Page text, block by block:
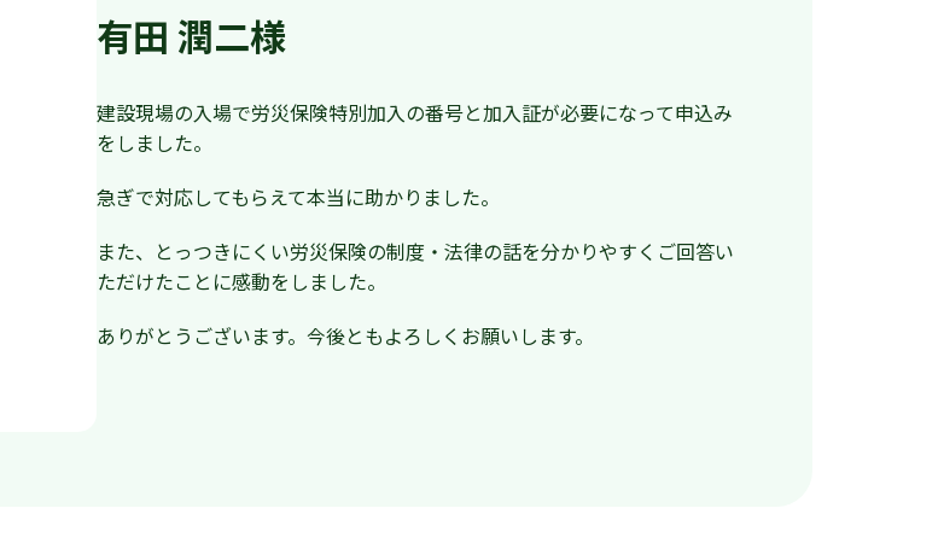
有田 潤二様
建設現場の入場で労災保険特別加入の番号と加入証が必要になって申込み
をしました。
急ぎで対応してもらえて本当に助かりました。
また、とっつきにくい労災保険の制度・法律の話を分かりやすくご回答い
ただけたことに感動をしました。
ありがとうございます。今後ともよろしくお願いします。